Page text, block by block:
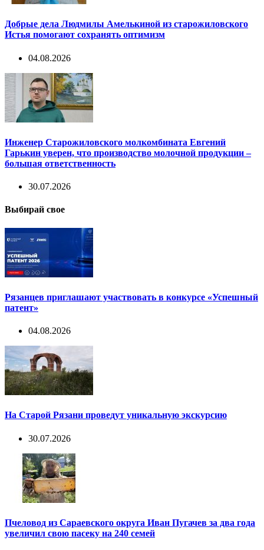
Добрые дела Людмилы Амелькиной из старожиловского
Истья помогают сохранять оптимизм
04.08.2026
Инженер Старожиловского молкомбината Евгений
Гарькин уверен, что производство молочной продукции –
большая ответственность
30.07.2026
Выбирай свое
Рязанцев приглашают участвовать в конкурсе «Успешный
патент»
04.08.2026
На Старой Рязани проведут уникальную экскурсию
30.07.2026
Пчеловод из Сараевского округа Иван Пугачев за два года
увеличил свою пасеку на 240 семей